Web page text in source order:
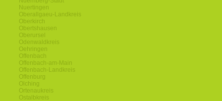
Nuertingen
Oberallgaeu-Landkreis
Oberkirch
Obertshausen
Oberursel
Odenwaldkreis
Oehringen
Offenbach
Offenbach-am-Main
Offenbach-Landkreis
Offenburg
Olching
Ortenaukreis
Ostalbkreis